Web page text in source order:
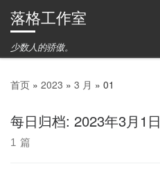
Skip to content
落格工作室
少数人的骄傲。
首页 » 2023 » 3 月 » 01
每日归档: 2023年3月1日
1 篇